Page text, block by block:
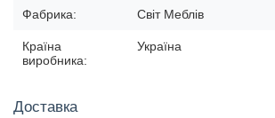
Фабрика: Світ Меблів
Країна
виробника:
Україна
Доставка